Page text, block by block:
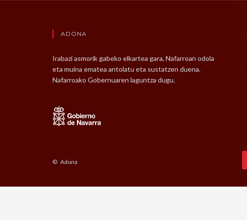
ADONA
Irabazi asmorik gabeko elkartea gara, Nafarroan odola
eta muina ematea antolatu eta sustatzen duena.
Nafarroako Gobernuaren laguntza dugu.
© Adona